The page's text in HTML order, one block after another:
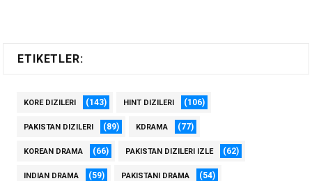
ETIKETLER:
KORE DIZILERI (143) HINT DIZILERI (106)
PAKISTAN DIZILERI (89) KDRAMA (77)
KOREAN DRAMA (66) PAKISTAN DIZILERI IZLE (62)
INDIAN DRAMA (59) PAKISTANI DRAMA (54)